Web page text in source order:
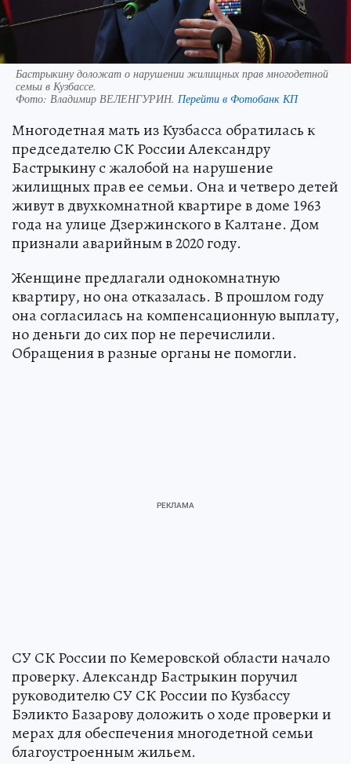
Бастрыкину доложат о нарушении жилищных прав многодетной
семьи в Кузбассе.
Фото: Владимир ВЕЛЕНГУРИН. Перейти в Фотобанк КП
Многодетная мать из Кузбасса обратилась к
председателю СК России Александру
Бастрыкину с жалобой на нарушение
жилищных прав ее семьи. Она и четверо детей
живут в двухкомнатной квартире в доме 1963
года на улице Дзержинского в Калтане. Дом
признали аварийным в 2020 году.
Женщине предлагали однокомнатную
квартиру, но она отказалась. В прошлом году
она согласилась на компенсационную выплату,
но деньги до сих пор не перечислили.
Обращения в разные органы не помогли.
СУ СК России по Кемеровской области начало
проверку. Александр Бастрыкин поручил
руководителю СУ СК России по Кузбассу
Бэликто Базарову доложить о ходе проверки и
мерах для обеспечения многодетной семьи
благоустроенным жильем.